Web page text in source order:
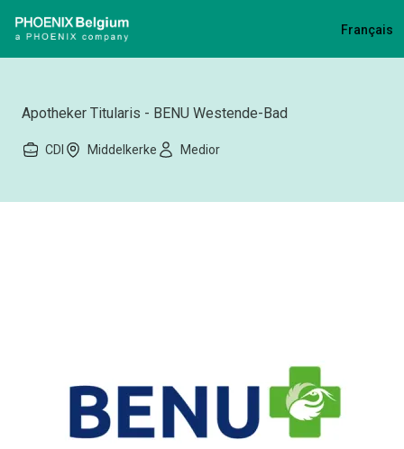
Phoenix Pharma Belgium Français
Apotheker Titularis - BENU Westende-Bad
CDI Middelkerke Medior